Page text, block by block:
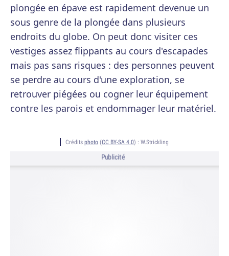
plongée en épave est rapidement devenue un
sous genre de la plongée dans plusieurs
endroits du globe. On peut donc visiter ces
vestiges assez flippants au cours d'escapades
mais pas sans risques : des personnes peuvent
se perdre au cours d'une exploration, se
retrouver piégées ou cogner leur équipement
contre les parois et endommager leur matériel.
Crédits photo (CC BY-SA 4.0) : W.Strickling
Publicité